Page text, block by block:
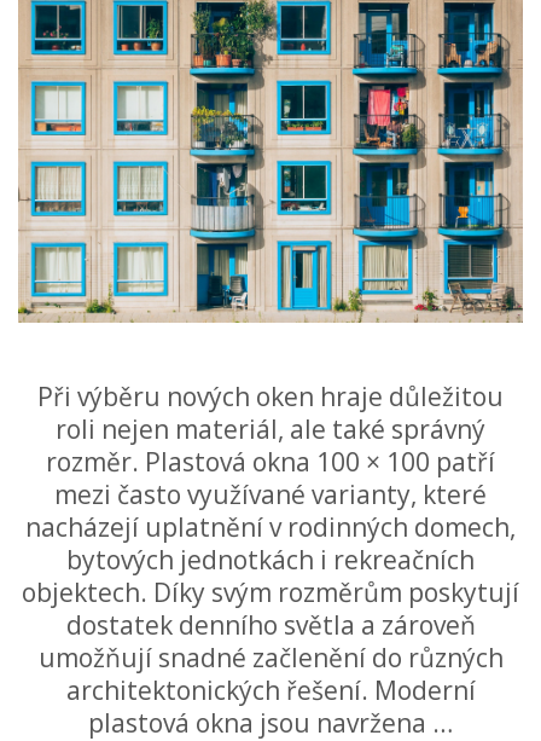
Při výběru nových oken hraje důležitou
roli nejen materiál, ale také správný
rozměr. Plastová okna 100 × 100 patří
mezi často využívané varianty, které
nacházejí uplatnění v rodinných domech,
bytových jednotkách i rekreačních
objektech. Díky svým rozměrům poskytují
dostatek denního světla a zároveň
umožňují snadné začlenění do různých
architektonických řešení. Moderní
plastová okna jsou navržena …